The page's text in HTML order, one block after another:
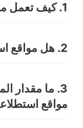
1. كيف تعمل مواقع استطلاعات الرأي؟
2. هل مواقع استطلاعات الرأي مشروعة؟
3. ما مقدار
مواقع